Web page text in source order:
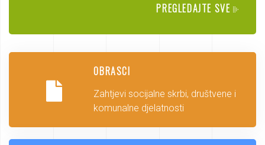
PREGLEDAJTE SVE
OBRASCI
Zahtjevi socijalne skrbi, društvene i
komunalne djelatnosti